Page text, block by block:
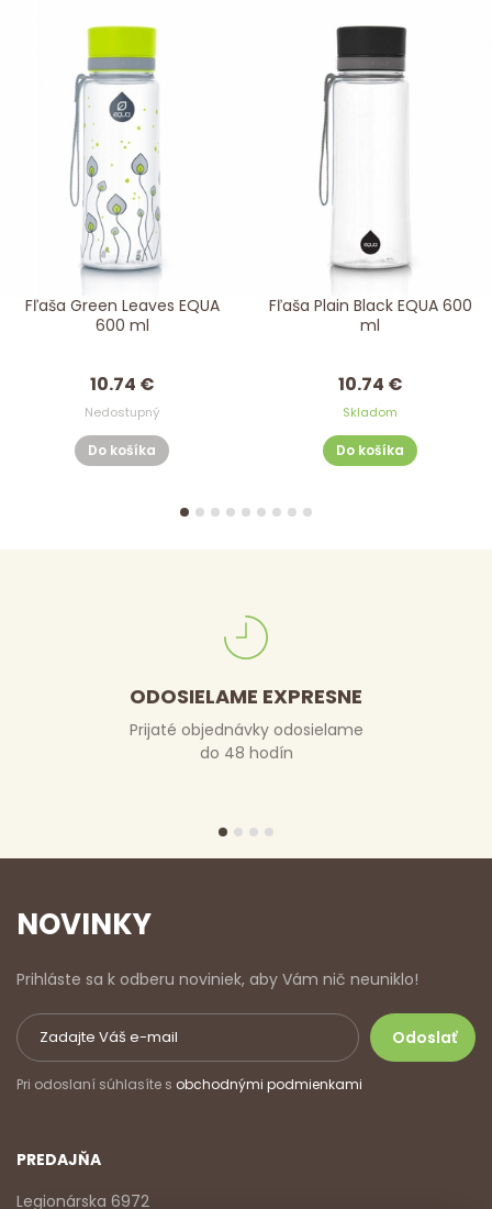
Fľaša Green Leaves EQUA
600 ml
10.74 €
Nedostupný
Do košíka
Fľaša Plain Black EQUA 600
ml
10.74 €
Skladom
Do košíka
ODOSIELAME EXPRESNE
Prijaté objednávky odosielame
do 48 hodín
NOVINKY
Prihláste sa k odberu noviniek, aby Vám nič neuniklo!
Pri odoslaní súhlasíte s obchodnými podmienkami
PREDAJŇA
Legionárska 6972